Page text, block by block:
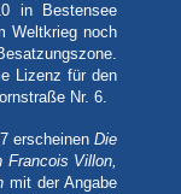
in Bestensee
Weltkrieg noch
Lizenz für den
Nr. 6.
erscheinen Die
Francois Villon,
mit der Angabe